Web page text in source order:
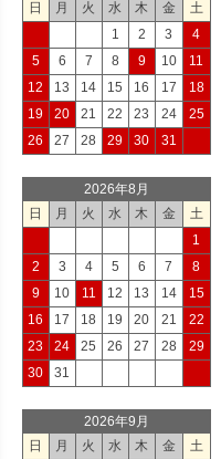
日
月 火 水 木 金
土
1
2 3
4
5
6 7 8 9 10
11
12
13 14 15 16 17
18
19
20 21 22 23 24
25
26
27 28 29 30 31
2026年8月
日
月 火 水 木 金
土
1
2
3 4 5 6 7
8
9
10 11 12 13 14
15
16
17 18 19 20 21
22
23
24 25 26 27 28
29
30
31
2026年9月
日
月 火 水 木 金
土